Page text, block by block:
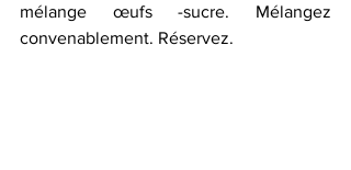
mélange œufs -sucre. Mélangez
convenablement. Réservez.